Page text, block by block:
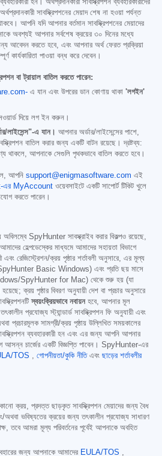
হন। অর্থপ্রদানকারী সাবস্ক্রিপশন ব্যবহারকারীদের
সাবস্ক্রিপশনের মেয়াদ শেষ না হওয়া পর্যন্ত
আপনি যদি আপনার বর্তমান সাবস্ক্রিপশনের মেয়াদের
অবশ্যই আপনার সর্বশেষ ক্রয়ের ৩০ দিনের মধ্যে
আবেদন করতে হবে, এবং আপনার অর্থ ফেরত প্রক্রিয়া
কার্যকারিতা পাওয়া বন্ধ করে দেবেন।
বা ট্রায়াল বাতিল করতে পারেন:
এ যান এবং উপরের ডান কোণায় থাকা 'লগইন'
দিয়ে লগ ইন করুন।
লাইসেন্স"-এ যান। আপনার অর্ডার/লাইসেন্সের পাশে,
বাতিল করার জন্য একটি বাটন রয়েছে। দ্রষ্টব্য:
থাকলে, আপনাকে সেগুলি পৃথকভাবে বাতিল করতে হবে।
আপনি support@enigmasoftware.com এই
এর MyAccount ওয়েবসাইটে একটি সাপোর্ট টিকিট খুলে
করতে পারেন।
অবিলম্বে SpyHunter সাবস্ক্রাইব করার বিকল্পও রয়েছে,
হেল্পডেস্কের মাধ্যমে আমাদের সহায়তা বিভাগে
রেজিস্ট্রেশন/ক্রয় পৃষ্ঠার শর্তাবলী অনুসারে, এর মূল্য
Basic Windows) এবং প্রতি ছয় মাসে
SpyHunter for Mac) থেকে শুরু হয় (যা
ক্রয় পৃষ্ঠার বিবরণ অনুযায়ী দেশ বা প্রচার অনুসারে
স্বয়ংক্রিয়ভাবে নবায়নহবে, আপনার মূল
প্রযোজ্য স্ট্যান্ডার্ড সাবস্ক্রিপশন ফি অনুযায়ী এবং
প্রচারমূলক সামগ্রী/ক্রয় পৃষ্ঠায় উল্লিখিত সময়কালের
ব্যবহারকারী হন এবং এর জন্য আপনি আপনার
আসন্ন চার্জের একটি বিজ্ঞপ্তি পাবেন। SpyHunter-এর
TOS , গোপনীয়তা/কুকি নীতিএবং ছাড়ের শর্তাবলীর
ক্রয়, প্রদত্ত ছাড়কৃত সাবস্ক্রিপশন মেয়াদের জন্য বৈধ
অথবা ভবিষ্যতের ক্রয়ের জন্য তৎকালীন প্রযোজ্য সাধারণ
তবে আমরা মূল্য পরিবর্তনের পূর্বেই আপনাকে অবহিত
জন্য আপনাকে আমাদের EULA/TOS ,